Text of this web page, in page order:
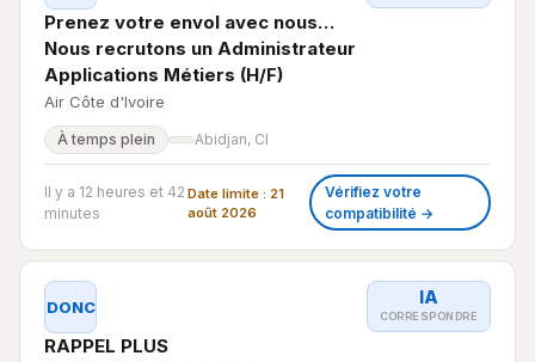
Prenez votre envol avec nous…
Nous recrutons un Administrateur
Applications Métiers (H/F)
Air Côte d'Ivoire
À temps plein Abidjan, CI
Il y a 12 heures et 42
minutes
Date limite : 21
août 2026
Vérifiez votre
compatibilité →
DONC
RAPPEL PLUS
IA
CORRESPONDRE